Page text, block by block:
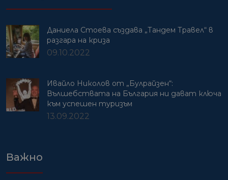
Даниела Стоева създава „Тандем Травел“ в
разгара на криза
09.10.2022
Ивайло Николов от „Булрайзен“:
Вълшебствата на България ни дават ключа
към успешен туризъм
13.09.2022
Важно